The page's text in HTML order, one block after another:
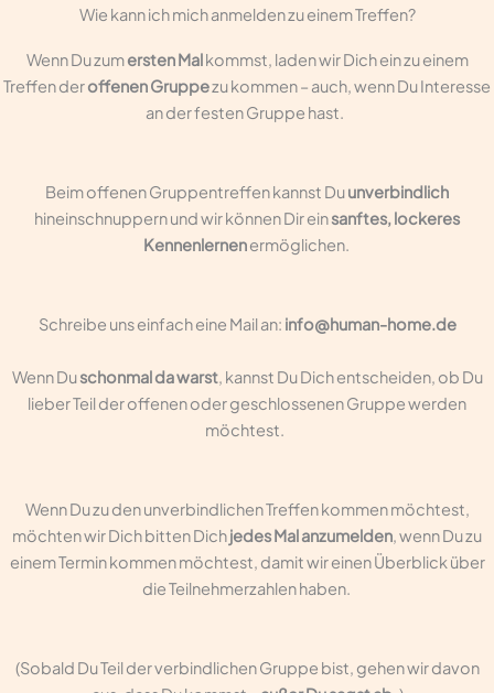
Wie kann ich mich anmelden zu einem Treffen?
Wenn Du zumersten Malkommst, laden wir Dich ein zu einem
Treffen deroffenen Gruppezu kommen – auch, wenn Du Interesse
an der festen Gruppe hast.
Beim offenen Gruppentreffen kannst Duunverbindlich
hineinschnuppern und wir können Dir einsanftes, lockeres
Kennenlernenermöglichen.
Schreibe uns einfach eine Mail an: info@human-home.de
Wenn Duschonmal da warst, kannst Du Dich entscheiden, ob Du
lieber Teil der offenen oder geschlossenen Gruppe werden
möchtest.
Wenn Du zu den unverbindlichen Treffen kommen möchtest,
möchten wir Dich bitten Dichjedes Mal anzumelden, wenn Du zu
einem Termin kommen möchtest, damit wir einen Überblick über
die Teilnehmerzahlen haben.
(Sobald Du Teil der verbindlichen Gruppe bist, gehen wir davon